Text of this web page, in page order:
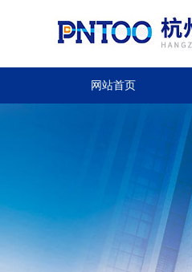
网站首页